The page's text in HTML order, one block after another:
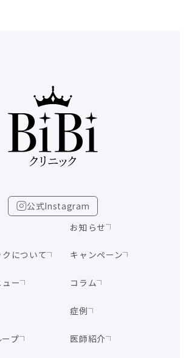
公式Instagram
について
ュー
プ
お知らせ
キャンペーン
コラム
症例
医師紹介